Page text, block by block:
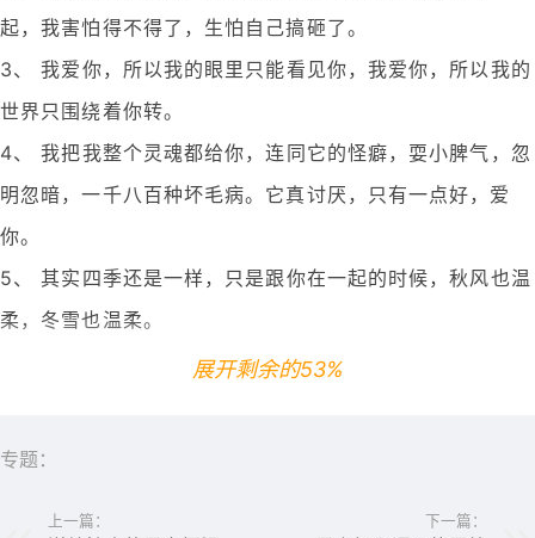
起，我害怕得不得了，生怕自己搞砸了。
3、 我爱你，所以我的眼里只能看见你，我爱你，所以我的
世界只围绕着你转。
4、 我把我整个灵魂都给你，连同它的怪癖，耍小脾气，忽
明忽暗，一千八百种坏毛病。它真讨厌，只有一点好，爱
你。
5、 其实四季还是一样，只是跟你在一起的时候，秋风也温
柔，冬雪也温柔。
展开剩余的53%
专题：
上一篇： 下一篇：